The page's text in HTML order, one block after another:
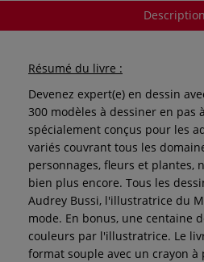
Description
Résumé du livre :
Devenez expert(e) en dessin
300 modèles à dessiner en pas
spécialement conçus pour les
variés couvrant tous les
personnages, fleurs et plantes,
bien plus encore. Tous les
Audrey Bussi, l'illustratrice du
mode. En bonus, une centaine
couleurs par l'illustratrice. Le
format souple avec un crayon à